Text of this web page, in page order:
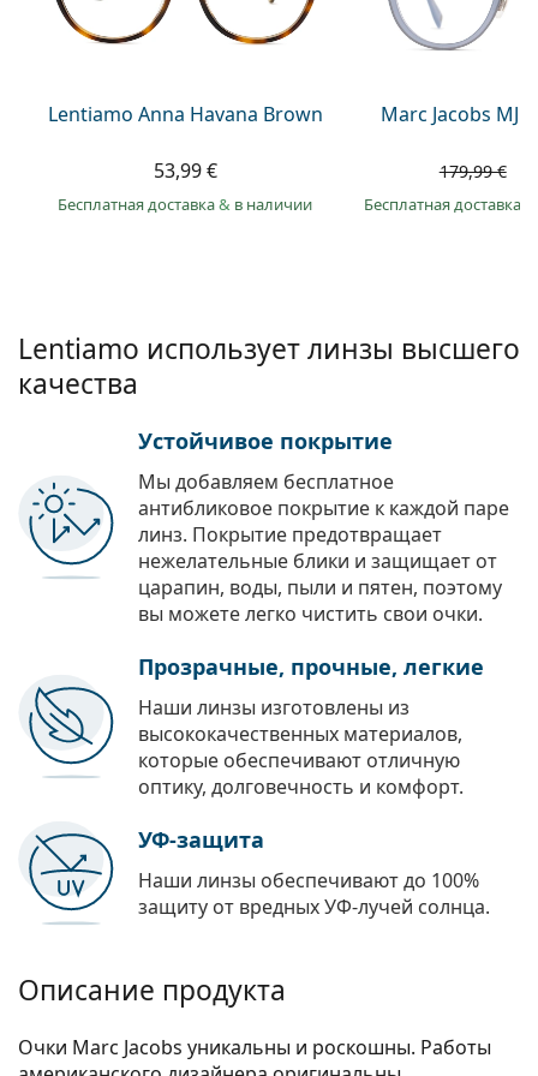
Persol
Все бренды
Lentiamo Anna Havana Brown
53,99 €
Бесплатная доставка& в наличии
Marc Jacobs MJ
179,99 €
Бесплатная доставка
Lentiamo использует линзы высшего
качества
Устойчивое покрытие
Мы добавляем бесплатное
антибликовое покрытие к каждой паре
линз. Покрытие предотвращает
нежелательные блики и защищает от
царапин, воды, пыли и пятен, поэтому
вы можете легко чистить свои очки.
Прозрачные, прочные, легкие
Наши линзы изготовлены из
высококачественных материалов,
которые обеспечивают отличную
оптику, долговечность и комфорт.
УФ-защита
Наши линзы обеспечивают до 100%
защиту от вредных УФ-лучей солнца.
Описание продукта
Очки Marc Jacobs уникальны и роскошны. Работы